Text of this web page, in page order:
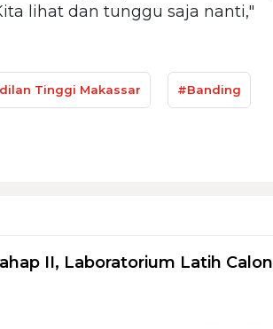
lihat dan tunggu saja nanti,"
Tinggi Makassar #Banding
II, Laboratorium Latih Calon